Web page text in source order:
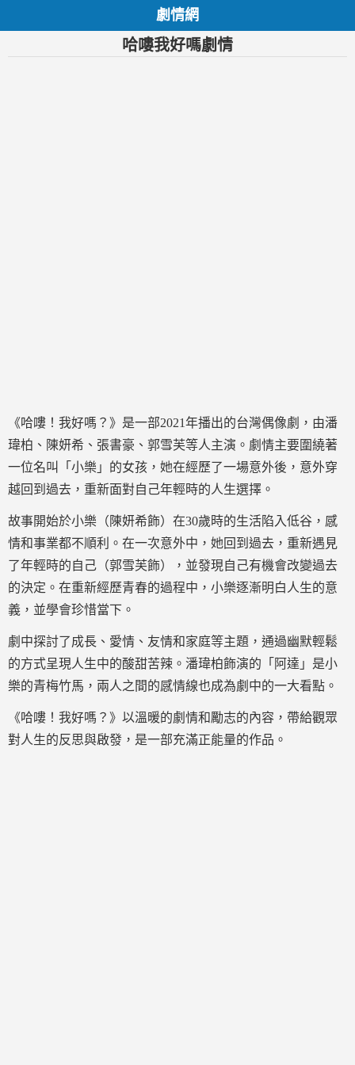
劇情網
哈嘍我好嗎劇情
《哈嘍！我好嗎？》是一部2021年播出的台灣偶像劇，由潘
瑋柏、陳妍希、張書豪、郭雪芙等人主演。劇情主要圍繞著
一位名叫「小樂」的女孩，她在經歷了一場意外後，意外穿
越回到過去，重新面對自己年輕時的人生選擇。
故事開始於小樂（陳妍希飾）在30歲時的生活陷入低谷，感
情和事業都不順利。在一次意外中，她回到過去，重新遇見
了年輕時的自己（郭雪芙飾），並發現自己有機會改變過去
的決定。在重新經歷青春的過程中，小樂逐漸明白人生的意
義，並學會珍惜當下。
劇中探討了成長、愛情、友情和家庭等主題，通過幽默輕鬆
的方式呈現人生中的酸甜苦辣。潘瑋柏飾演的「阿達」是小
樂的青梅竹馬，兩人之間的感情線也成為劇中的一大看點。
《哈嘍！我好嗎？》以溫暖的劇情和勵志的內容，帶給觀眾
對人生的反思與啟發，是一部充滿正能量的作品。